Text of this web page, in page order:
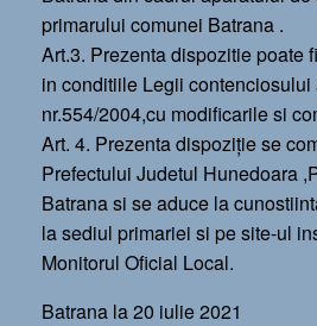
primarului comunei Batrana .
Art.3. Prezenta dispozitie poate
in conditiile Legii contenciosului
nr.554/2004,cu modificarile si
Art. 4. Prezenta dispoziţie se
Prefectului Judetul Hunedoara
Batrana si se aduce la
la sediul primariei si pe site-ul
Monitorul Oficial Local.
Batrana la 20 iulie 2021